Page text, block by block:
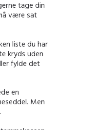
tage din
være sat
liste du har
kryds uden
fylde det
en
Men